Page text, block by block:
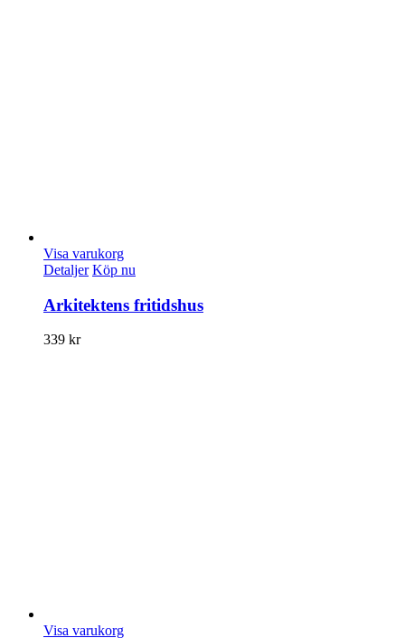
Visa varukorg
Detaljer Köp nu
Arkitektens fritidshus
339 kr
Visa varukorg